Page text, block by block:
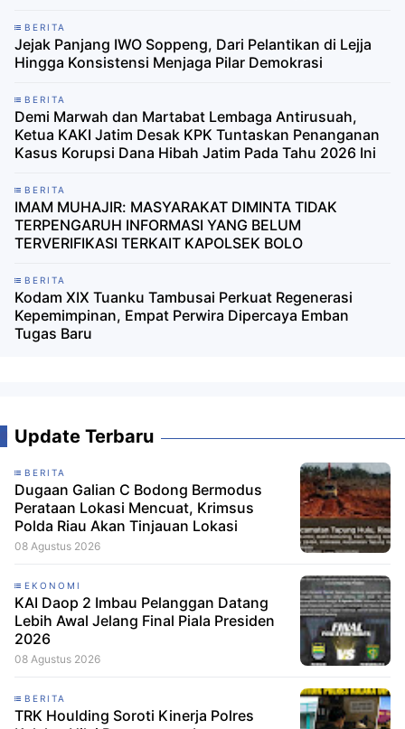
BERITA
Jejak Panjang IWO Soppeng, Dari Pelantikan di Lejja
Hingga Konsistensi Menjaga Pilar Demokrasi
BERITA
Demi Marwah dan Martabat Lembaga Antirusuah,
Ketua KAKI Jatim Desak KPK Tuntaskan Penanganan
Kasus Korupsi Dana Hibah Jatim Pada Tahu 2026 Ini
BERITA
IMAM MUHAJIR: MASYARAKAT DIMINTA TIDAK
TERPENGARUH INFORMASI YANG BELUM
TERVERIFIKASI TERKAIT KAPOLSEK BOLO
BERITA
Kodam XIX Tuanku Tambusai Perkuat Regenerasi
Kepemimpinan, Empat Perwira Dipercaya Emban
Tugas Baru
Update Terbaru
BERITA
Dugaan Galian C Bodong Bermodus
Perataan Lokasi Mencuat, Krimsus
Polda Riau Akan Tinjauan Lokasi
08 Agustus 2026
EKONOMI
KAI Daop 2 Imbau Pelanggan Datang
Lebih Awal Jelang Final Piala Presiden
2026
08 Agustus 2026
BERITA
TRK Houlding Soroti Kinerja Polres